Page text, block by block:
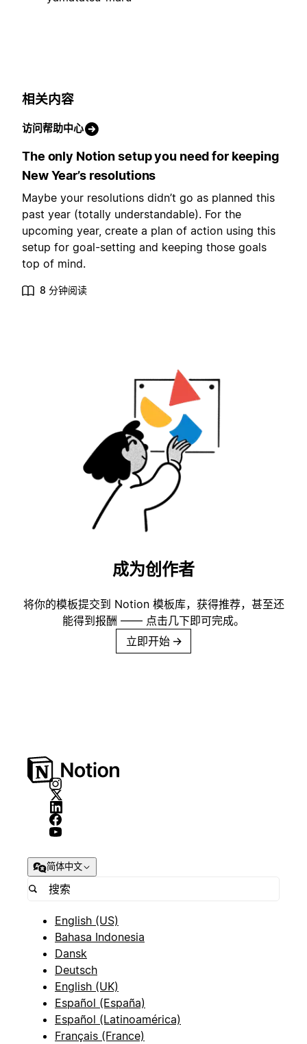
相关内容
访问帮助中心
The only Notion setup you need for keeping
New Year’s resolutions
Maybe your resolutions didn’t go as planned this
past year (totally understandable). For the
upcoming year, create a plan of action using this
setup for goal-setting and keeping those goals
top of mind.
8 分钟阅读
成为创作者
将你的模板提交到 Notion 模板库，获得推荐，甚至还
能得到报酬 —— 点击几下即可完成。
立即开始 →
简体中文
English (US)
Bahasa Indonesia
Dansk
Deutsch
English (UK)
Español (España)
Español (Latinoamérica)
Français (France)